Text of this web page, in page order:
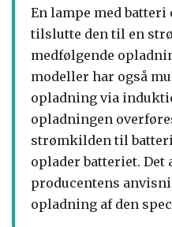
En lampe med
tilslutte den til en
medfølgende
modeller har også
opladning via
opladningen
strømkilden til
oplader batteriet. Det
producentens
opladning af den